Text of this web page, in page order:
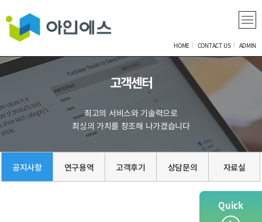
HOME CONTACT US ADMIN
고객센터
최고의 서비스와 기술력으로
최상의 가치를 창조해 나가겠습니다
공지사항 연구용역 고객후기 상담문의 자료실
Quick